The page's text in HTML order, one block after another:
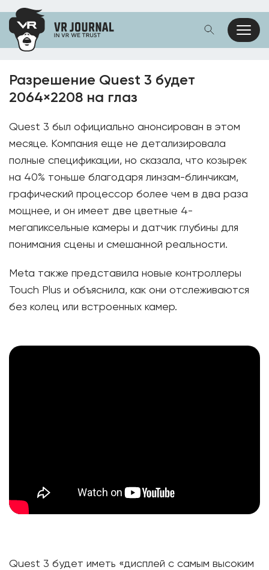
Разрешение Quest 3 будет
2064×2208 на глаз
Quest 3 был официально анонсирован в этом
месяце. Компания еще не детализировала
полные спецификации, но сказала, что козырек
на 40% тоньше благодаря линзам-блинчикам,
графический процессор более чем в два раза
мощнее, и он имеет две цветные 4-
мегапиксельные камеры и датчик глубины для
понимания сцены и смешанной реальности.
Meta также представила новые контроллеры
Touch Plus и объяснила, как они отслеживаются
без колец или встроенных камер.
Quest 3 будет иметь «дисплей с самым высоким